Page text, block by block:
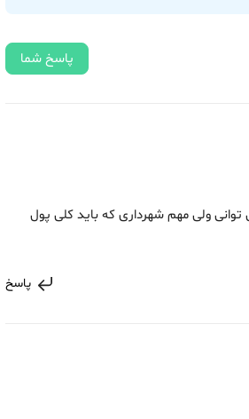
پاسخ شما
ولی مهم شهرداری که باید کلی پول
پاسخ